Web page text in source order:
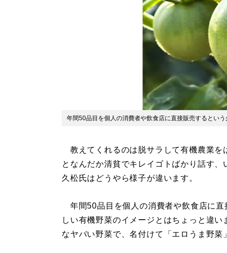
年間50品目を個人の消費者や飲食店に直接販売するとい
教えてくれるのは脱サラして有機農業を
となんだか清貧でキレイゴトばかり話す、
久松氏はどうやら様子が違います。
年間50品目を個人の消費者や飲食店に直
しい有機野菜のイメージとはちょっと違
なヤバい野菜で、名付けて「エロうま野菜